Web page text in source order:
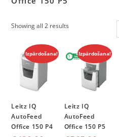
Showing all 2 results
Izpārdošana!
Leitz IQ
AutoFeed
Office 150 P4
Izpārdošana!
Leitz IQ
AutoFeed
Office 150 P5